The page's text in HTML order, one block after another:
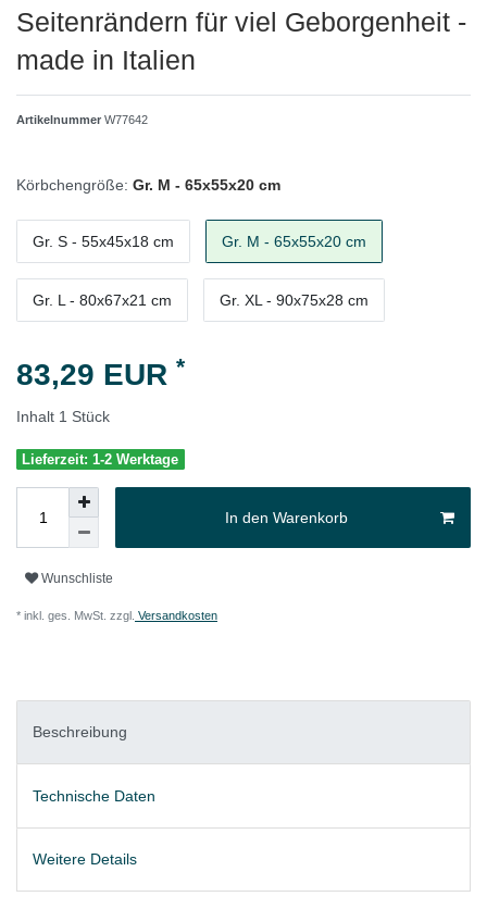
Seitenrändern für viel Geborgenheit -
made in Italien
Artikelnummer W77642
Körbchengröße: Gr. M - 65x55x20 cm
Gr. S - 55x45x18 cm Gr. M - 65x55x20 cm
Gr. L - 80x67x21 cm Gr. XL - 90x75x28 cm
83,29 EUR *
Inhalt 1 Stück
Lieferzeit: 1-2 Werktage
In den Warenkorb
Wunschliste
* inkl. ges. MwSt. zzgl. Versandkosten
Beschreibung
Technische Daten
Weitere Details